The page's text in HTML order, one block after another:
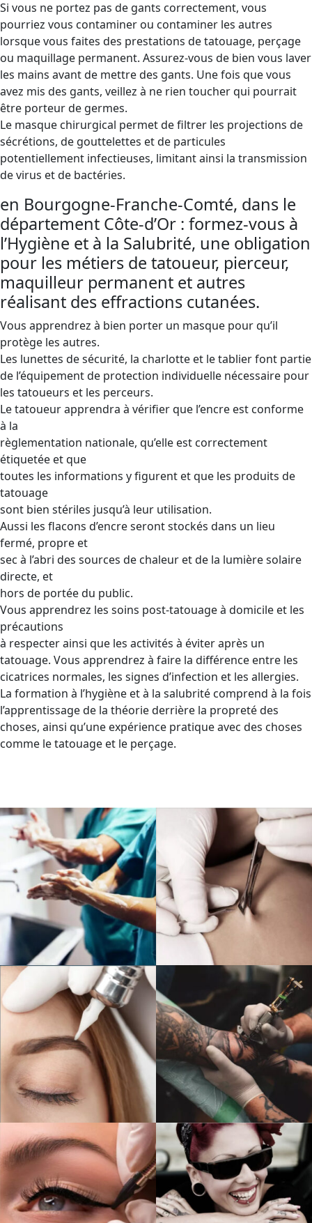
Si vous ne portez pas de gants correctement, vous
pourriez vous contaminer ou contaminer les autres
lorsque vous faites des prestations de tatouage, perçage
ou maquillage permanent. Assurez-vous de bien vous laver
les mains avant de mettre des gants. Une fois que vous
avez mis des gants, veillez à ne rien toucher qui pourrait
être porteur de germes.
Le masque chirurgical permet de filtrer les projections de
sécrétions, de gouttelettes et de particules
potentiellement infectieuses, limitant ainsi la transmission
de virus et de bactéries.
en Bourgogne-Franche-Comté, dans le
département Côte-d’Or : formez-vous à
l’Hygiène et à la Salubrité, une obligation
pour les métiers de tatoueur, pierceur,
maquilleur permanent et autres
réalisant des effractions cutanées.
Vous apprendrez à bien porter un masque pour qu’il
protège les autres.
Les lunettes de sécurité, la charlotte et le tablier font partie
de l’équipement de protection individuelle nécessaire pour
les tatoueurs et les perceurs.
Le tatoueur apprendra à vérifier que l’encre est conforme
à la
règlementation nationale, qu’elle est correctement
étiquetée et que
toutes les informations y figurent et que les produits de
tatouage
sont bien stériles jusqu’à leur utilisation.
Aussi les flacons d’encre seront stockés dans un lieu
fermé, propre et
sec à l’abri des sources de chaleur et de la lumière solaire
directe, et
hors de portée du public.
Vous apprendrez les soins post-tatouage à domicile et les
précautions
à respecter ainsi que les activités à éviter après un
tatouage. Vous apprendrez à faire la différence entre les
cicatrices normales, les signes d’infection et les allergies.
La formation à l’hygiène et à la salubrité comprend à la fois
l’apprentissage de la théorie derrière la propreté des
choses, ainsi qu’une expérience pratique avec des choses
comme le tatouage et le perçage.